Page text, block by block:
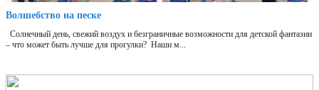
Волшебство на песке
Солнечный день, свежий воздух и безграничные возможности для детской фантазии
– что может быть лучше для прогулки? Наши м...